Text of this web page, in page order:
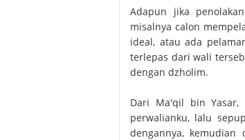
Adapun jika
misalnya calon
ideal, atau ada
terlepas dari wali
dengan dzholim.
Dari Ma'qil bin
perwalianku, lalu
dengannya,